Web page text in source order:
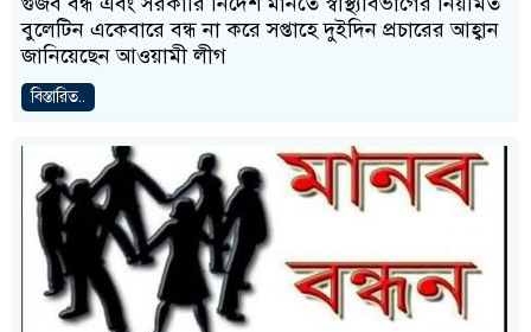
বুলেটিন একেবারে বন্ধ না করে সপ্তাহে দুইদিন প্রচারের আহ্বান
জানিয়েছেন আওয়ামী লীগ
বিস্তারিত..